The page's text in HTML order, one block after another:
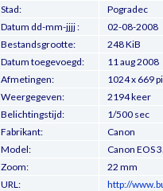
Stad:
Pogradec
Datum dd-mm-jjjj :
02-08-2008
Bestandsgrootte:
248 KiB
Datum toegevoegd:
11 aug 2008
Afmetingen:
1024 x 669
Weergegeven:
2194 keer
Belichtingstijd:
1/500 sec
Fabrikant:
Canon
Model:
Canon EOS
Zoom:
22 mm
URL:
http://